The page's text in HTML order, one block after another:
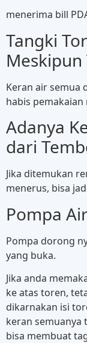
menerima bill
Tangki
Keran air semua
habis pemakaian
Adanya
dari
Jika ditemukan
menerus, bisa
Pompa
Pompa dorong
yang buka.
Jika anda
ke atas toren,
dikarnakan isi
keran semuanya
bisa membuat